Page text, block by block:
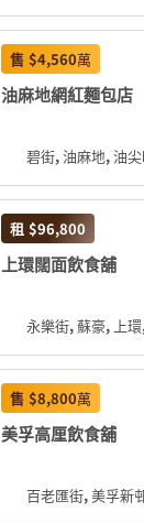
售 $4,560萬
油麻地網紅麵包店
碧街, 油麻地, 油尖
租 $96,800
上環闊面飲食舖
永樂街, 蘇豪, 上環, 中
售 $8,800萬
美孚高厘飲食舖
百老匯街, 美孚新邨, 荔枝角